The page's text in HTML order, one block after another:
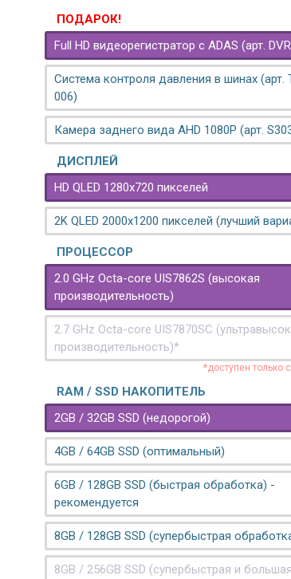
ПОДАРОК!
Full HD видеорегистратор с ADAS (арт.
Система контроля давления в шинах (арт.
006)
Камера заднего вида AHD 1080P (арт.
ДИСПЛЕЙ
HD QLED 1280x720 пикселей
2K QLED 2000х1200 пикселей (лучший
ПРОЦЕССОР
2.0 GHz Octa-core UIS7862S (высокая
производительность)
2.7 GHz Octa-core UIS7870SC
производительность)*
*доступен только
RAM / SSD НАКОПИТЕЛЬ
2GB / 32GB SSD (недорогой)
4GB / 64GB SSD (оптимальный)
6GB / 128GB SSD (быстрая обработка) -
рекомендуется
8GB / 128GB SSD (супербыстрая
8GB / 256GB SSD (супербыстрая и большая